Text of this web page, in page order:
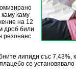
каму
на 12
дроб били
резонанс
липиди със 7,43%,
се